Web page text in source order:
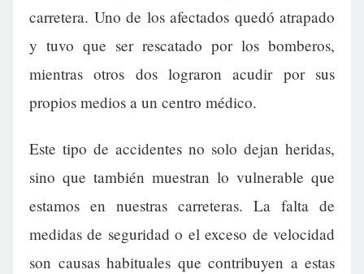
carretera. Uno de los afectados quedó atrapado
y tuvo que ser rescatado por los bomberos,
mientras otros dos lograron acudir por sus
propios medios a un centro médico.
Este tipo de accidentes no solo dejan heridas,
sino que también muestran lo vulnerable que
estamos en nuestras carreteras. La falta de
medidas de seguridad o el exceso de velocidad
son causas habituales que contribuyen a estas